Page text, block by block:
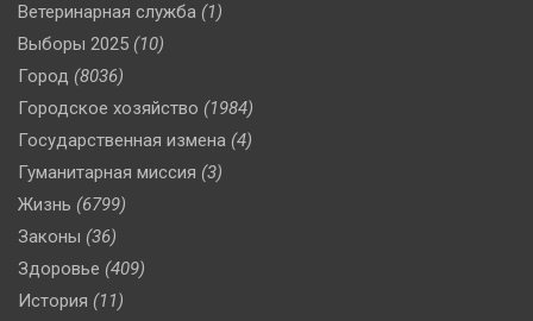
Ветеринарная служба (1)
Выборы 2025 (10)
Город (8036)
Городское хозяйство (1984)
Государственная измена (4)
Гуманитарная миссия (3)
Жизнь (6799)
Законы (36)
Здоровье (409)
История (11)